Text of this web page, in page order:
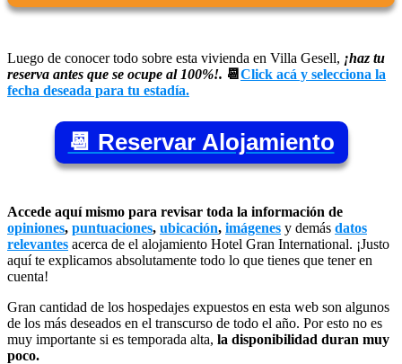
Luego de conocer todo sobre esta vivienda en Villa Gesell, ¡haz tu
reserva antes que se ocupe al 100%!. 📆 Click acá y selecciona la
fecha deseada para tu estadía.
📆 Reservar Alojamiento
Accede aquí mismo para revisar toda la información de
opiniones, puntuaciones, ubicación, imágenes y demás datos
relevantes acerca de el alojamiento Hotel Gran International. ¡Justo
aquí te explicamos absolutamente todo lo que tienes que tener en
cuenta!
Gran cantidad de los hospedajes expuestos en esta web son algunos
de los más deseados en el transcurso de todo el año. Por esto no es
muy importante si es temporada alta, la disponibilidad duran muy
poco.